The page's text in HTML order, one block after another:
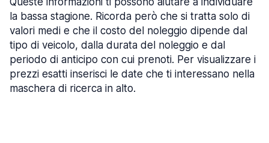
la bassa stagione. Ricorda però che si tratta solo di
valori medi e che il costo del noleggio dipende dal
tipo di veicolo, dalla durata del noleggio e dal
periodo di anticipo con cui prenoti. Per visualizzare i
prezzi esatti inserisci le date che ti interessano nella
maschera di ricerca in alto.